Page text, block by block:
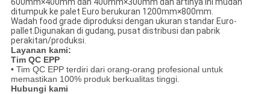
600mm×400mm dan 400mm×300mm dan artinya ini mudah
ditumpuk ke palet Euro berukuran 1200mm×800mm.
Wadah food grade diproduksi dengan ukuran standar Euro-
pallet.Digunakan di gudang, pusat distribusi dan pabrik
perakitan/produksi.
Layanan kami:
Tim QC EPP
• Tim QC EPP terdiri dari orang-orang profesional untuk
memastikan 100% produk berkualitas tinggi.
Hubungi kami